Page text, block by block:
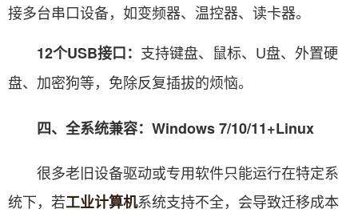
接多台串口设备，如变频器、温控器、读卡器。
12个USB接口： 支持键盘、鼠标、U盘、外置硬
盘、加密狗等，免除反复插拔的烦恼。
四、全系统兼容：Windows 7/10/11+Linux
很多老旧设备驱动或专用软件只能运行在特定系
统下，若工业计算机系统支持不全，会导致迁移成本